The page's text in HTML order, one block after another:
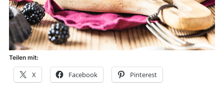
Teilen mit:
X Facebook Pinterest